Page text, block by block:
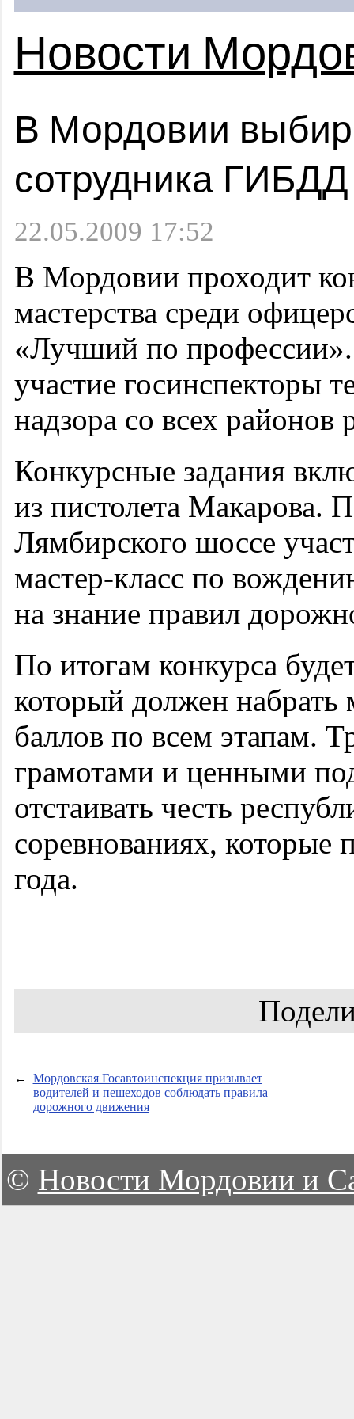
Новости
В Мордовии
сотрудника ГИБДД
22.05.2009 17:52
В Мордовии проходит
мастерства среди
«Лучший по
участие госинспекторы
надзора со всех районов
Конкурсные задания
из пистолета Макарова.
Лямбирского шоссе
мастер-класс по
на знание правил
По итогам конкурса
который должен набрать
баллов по всем этапам.
грамотами и ценными
отстаивать честь
соревнованиях, которые
года.
←
Мордовская Госавтоинспекция призывает
водителей и пешеходов соблюдать правила
дорожного движения
© Новости Мордовии и